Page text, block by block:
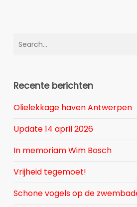
Recente berichten
Olielekkage haven Antwerpen
Update 14 april 2026
In memoriam Wim Bosch
Vrijheid tegemoet!
Schone vogels op de